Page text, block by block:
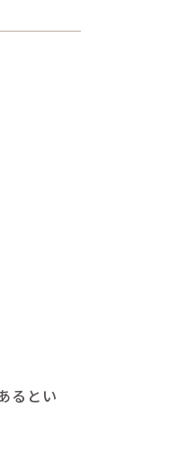
るとい